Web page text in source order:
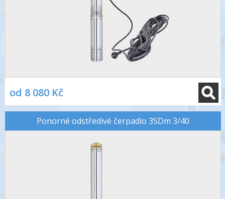
od 8 080 Kč
Ponorné odstředivé čerpadlo 3SDm 3/40